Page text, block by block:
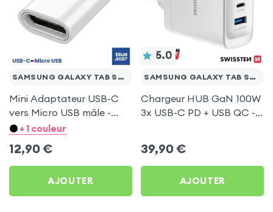
SAMSUNG GALAXY TAB S2 9.7
Mini Adaptateur USB-C
vers Micro USB mâle -
Argent pour Samsung
+ 1 couleur
12,90 €
AJOUTER
5.0
SAMSUNG GALAXY TAB S2 9.7
Chargeur HUB GaN 100W
3x USB-C PD + USB QC -
39,90 €
AJOUTER